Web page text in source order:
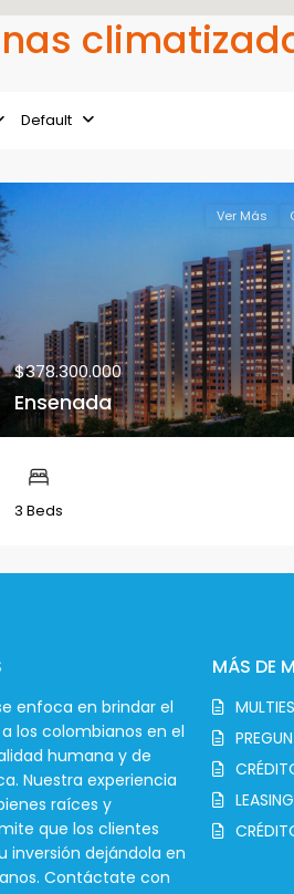
Default
Ver Más
$378.300.000
Ensenada
3 Beds
enfoca en brindar el
los colombianos en el
humana y de
Nuestra experiencia
raíces y
que los clientes
inversión dejándola en
Contáctate con
MÁS DE